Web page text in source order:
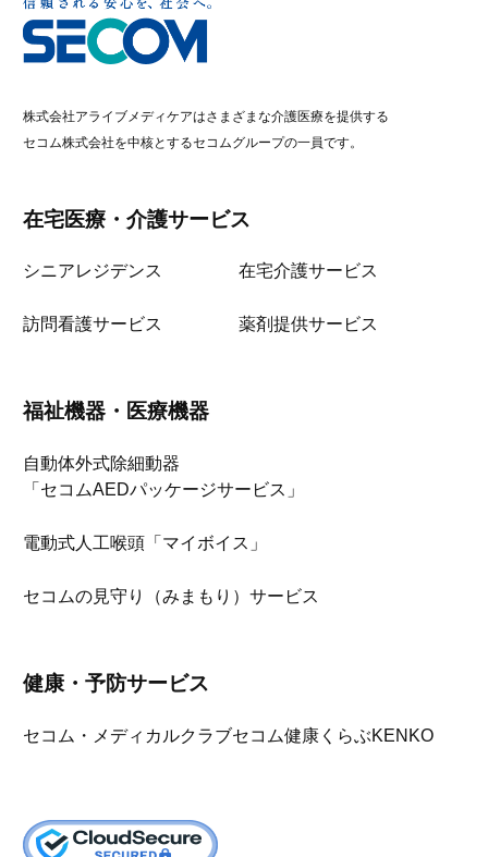
株式会社アライブメディケアはさまざまな介護医療を提供する
セコム株式会社を中核とするセコムグループの一員です。
在宅医療・介護サービス
シニアレジデンス 在宅介護サービス
訪問看護サービス 薬剤提供サービス
福祉機器・医療機器
自動体外式除細動器
「セコムAEDパッケージサービス」
電動式人工喉頭「マイボイス」
セコムの見守り（みまもり）サービス
健康・予防サービス
セコム・メディカルクラブセコム健康くらぶKENKO